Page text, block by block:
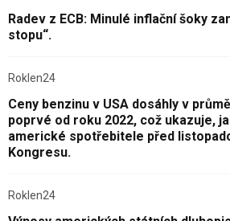
Radev z ECB: Minulé inflační šoky
stopu“.
Roklen24
Ceny benzinu v USA dosáhly v
poprvé od roku 2022, což ukazuje,
americké spotřebitele před
Kongresu.
Roklen24